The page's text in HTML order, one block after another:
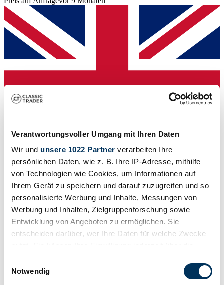
Verantwortungsvoller Umgang mit Ihren Daten
Wir und unsere 1022 Partner verarbeiten Ihre
persönlichen Daten, wie z. B. Ihre IP-Adresse, mithilfe
von Technologien wie Cookies, um Informationen auf
Ihrem Gerät zu speichern und darauf zuzugreifen und so
personalisierte Werbung und Inhalte, Messungen von
Werbung und Inhalten, Zielgruppenforschung sowie
Entwicklung von Angeboten zu ermöglichen. Sie
entscheiden darüber, wer Ihre Daten für welche Zwecke
Trigger Symbol ändern oder widerrufen
Notwendig
Händler
Bauart
Tachostand (abgelesen)
Nicht angegeben
Leistung (kW/PS)